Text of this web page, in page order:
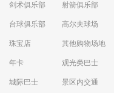
剑术俱乐部 射箭俱乐部
台球俱乐部 高尔夫球场
珠宝店 其他购物场地
年卡 观光类巴士
城际巴士 景区内交通